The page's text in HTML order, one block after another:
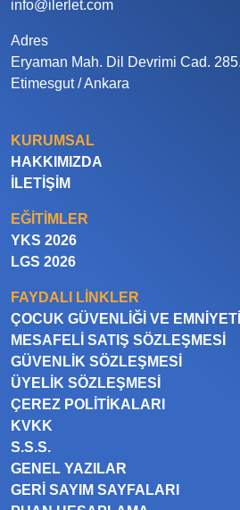
info@ilerlet.com
Adres
Eryaman Mah. Dil Devrimi Cad.
Etimesgut / Ankara
KURUMSAL
HAKKIMIZDA
İLETIŞIM
EĞITIMLER
YKS 2026
LGS 2026
FAYDALI LINKLER
ÇOCUK GÜVENLIĞI VE EMNIYETI
MESAFELI SATIŞ SÖZLEŞMESI
GÜVENLIK SÖZLEŞMESI
ÜYELIK SÖZLEŞMESI
ÇEREZ POLITIKALARI
KVKK
S.S.S.
GENEL YAZILAR
GERI SAYIM SAYFALARI